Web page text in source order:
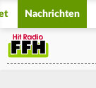
Nachrichten